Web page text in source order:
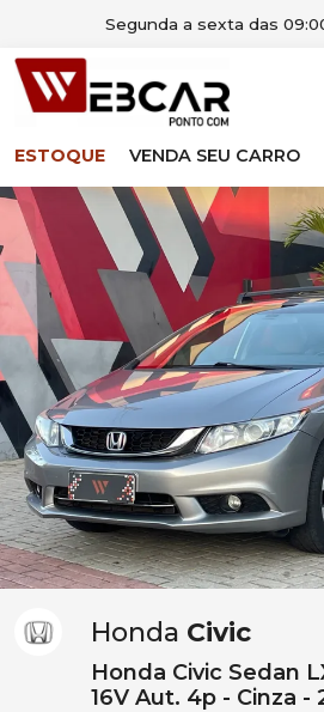
Segunda a sexta das
ESTOQUE VENDA SEU CARRO
Honda Civic
Honda Civic Sedan
16V Aut. 4p - Cinza -